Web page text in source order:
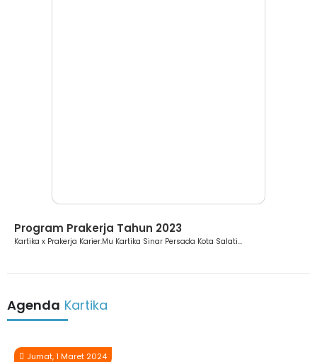
Program Prakerja Tahun 2023
Kartika x Prakerja Karier.Mu Kartika Sinar Persada Kota Salati...
Agenda Kartika
Jumat, 1 Maret 2024